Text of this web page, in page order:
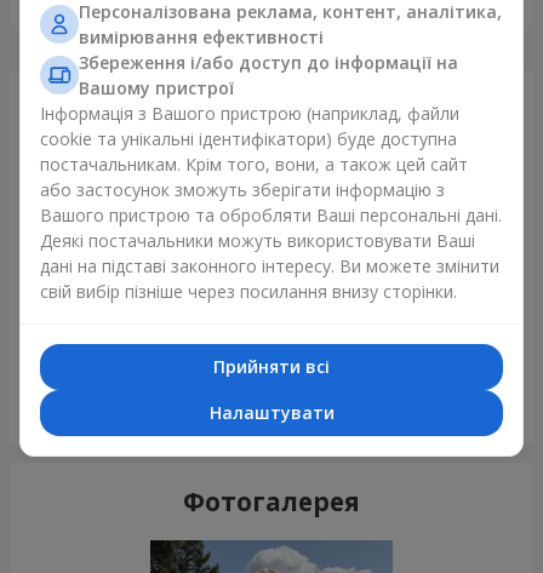
Щойно доставили
Букет в ЕКО упаковці "7 червоних троянд"
Харків
Фотогалерея
Персоналізована реклама, контент, аналітика,
вимірювання ефективності
Збереження і/або доступ до інформації на
Вашому пристрої
Інформація з Вашого пристрою (наприклад, файли
cookie та унікальні ідентифікатори) буде доступна
постачальникам. Крім того, вони, а також цей сайт
або застосунок зможуть зберігати інформацію з
Вашого пристрою та обробляти Ваші персональні дані.
Деякі постачальники можуть використовувати Ваші
дані на підставі законного інтересу. Ви можете змінити
свій вибір пізніше через посилання внизу сторінки.
Прийняти всі
Налаштувати